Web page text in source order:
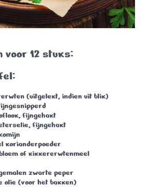
voor 12 stuks:
(uitgelekt, indien uit blik)
fijngehakt
fijngehakt
korianderpoeder
of kikkererwtenmeel
zwarte peper
olie (voor het bakken)